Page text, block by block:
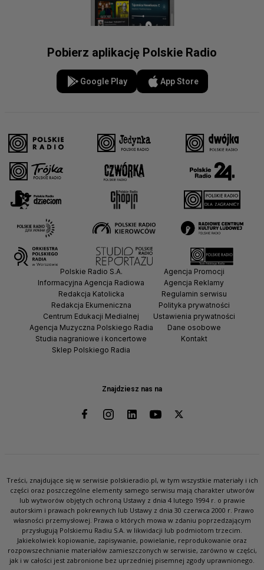
Pobierz aplikację Polskie Radio
Google Play App Store
Znajdziesz nas na
Polskie Radio S.A.
Informacyjna Agencja Radiowa
Redakcja Katolicka
Redakcja Ekumeniczna
Centrum Edukacji Medialnej
Agencja Muzyczna Polskiego Radia
Studia nagraniowe i koncertowe
Sklep Polskiego Radia
Agencja Promocji
Agencja Reklamy
Regulamin serwisu
Polityka prywatności
Ustawienia prywatności
Dane osobowe
Kontakt
Treści, znajdujące się w serwisie polskieradio.pl, w tym wszystkie materiały i ich
części oraz poszczególne elementy samego serwisu mają charakter utworów
lub wytworów objętych ochroną Ustawy z dnia 4 lutego 1994 r. o prawie
autorskim i prawach pokrewnych lub Ustawy z dnia 30 czerwca 2000 r. Prawo
własności przemysłowej. Prawa o których mowa w zdaniu poprzedzającym
przysługują Polskiemu Radiu S.A. w likwidacji lub podmiotom trzecim.
Jakiekolwiek kopiowanie, zapisywanie, powielanie, reprodukowanie oraz
rozpowszechnianie materiałów zamieszczonych w serwisie, zarówno w części,
jak i w całości jest zabronione bez uprzedniej pisemnej zgody uprawnionego.